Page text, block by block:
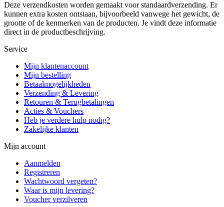
Deze verzendkosten worden gemaakt voor standaardverzending. Er
kunnen extra kosten ontstaan, bijvoorbeeld vanwege het gewicht, de
grootte of de kenmerken van de producten. Je vindt deze informatie
direct in de productbeschrijving.
Service
Mijn klantenaccount
Mijn bestelling
Betaalmogelijkheden
Verzending & Levering
Retouren & Terugbetalingen
Acties & Vouchers
Heb je verdere hulp nodig?
Zakelijke klanten
Mijn account
Aanmelden
Registreren
Wachtwoord vergeten?
Waar is mijn levering?
Voucher verzilveren